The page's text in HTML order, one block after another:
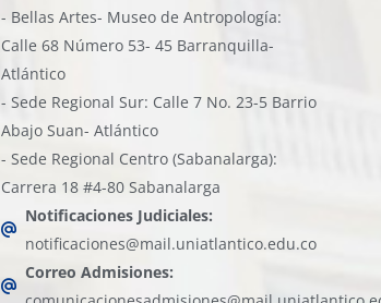
- Bellas Artes- Museo de Antropología:
Calle 68 Número 53- 45 Barranquilla-
Atlántico
- Sede Regional Sur: Calle 7 No. 23-5 Barrio
Abajo Suan- Atlántico
- Sede Regional Centro (Sabanalarga):
Carrera 18 #4-80 Sabanalarga
Notificaciones Judiciales:
notificaciones@mail.uniatlantico.edu.co
Correo Admisiones: